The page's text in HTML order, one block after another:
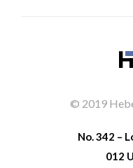
© 2019
No. 342 –
012